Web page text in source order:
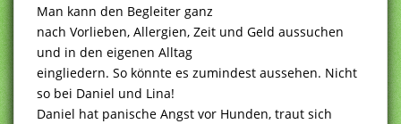
Man kann den Begleiter ganz
nach Vorlieben, Allergien, Zeit und Geld aussuchen
und in den eigenen Alltag
eingliedern. So könnte es zumindest aussehen. Nicht
so bei Daniel und Lina!
Daniel hat panische Angst vor Hunden, traut sich